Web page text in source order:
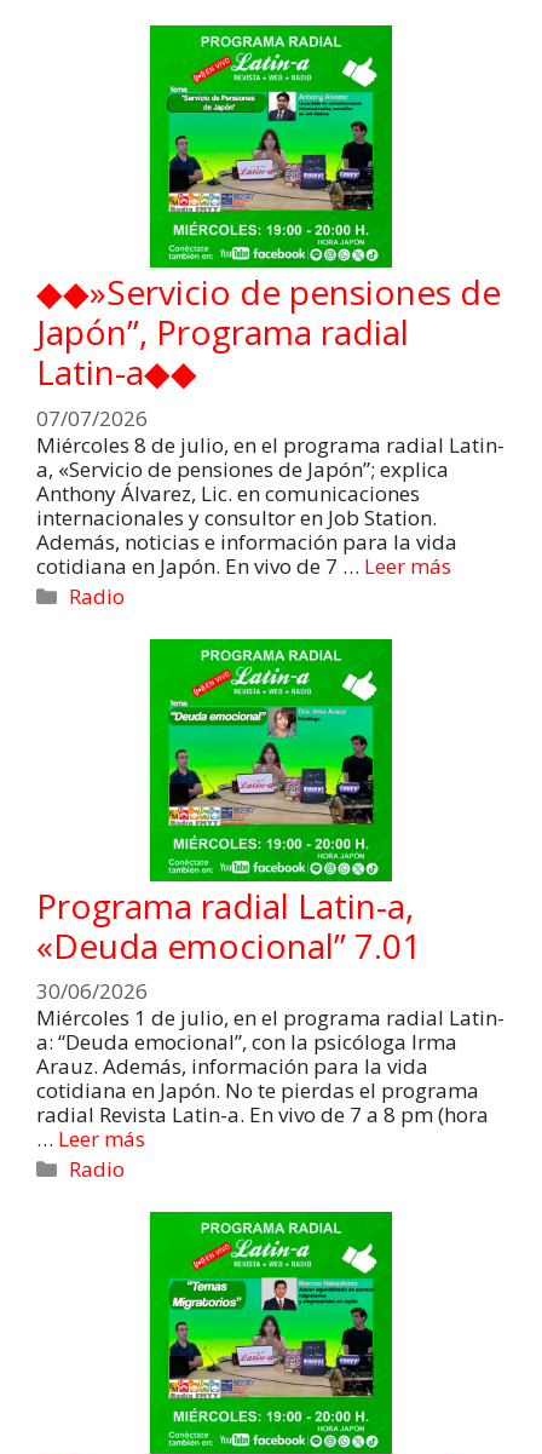
◆◆»Servicio de pensiones de
Japón”, Programa radial
Latin-a◆◆
07/07/2026
Miércoles 8 de julio, en el programa radial Latin-
a, «Servicio de pensiones de Japón”; explica
Anthony Álvarez, Lic. en comunicaciones
internacionales y consultor en Job Station.
Además, noticias e información para la vida
cotidiana en Japón. En vivo de 7 … Leer más
Radio
Programa radial Latin-a,
«Deuda emocional” 7.01
30/06/2026
Miércoles 1 de julio, en el programa radial Latin-
a: “Deuda emocional”, con la psicóloga Irma
Arauz. Además, información para la vida
cotidiana en Japón. No te pierdas el programa
radial Revista Latin-a. En vivo de 7 a 8 pm (hora
… Leer más
Radio